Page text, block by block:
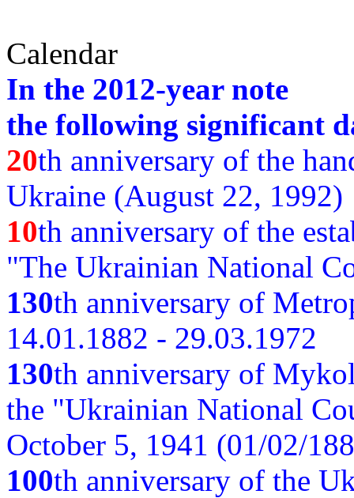
Calendar
In the 2012-year note
the following significant
20th anniversary of the
Ukraine (August 22, 1992)
10th anniversary of the
"The Ukrainian National
130th anniversary of
14.01.1882 - 29.03.1972
130th anniversary of
the "Ukrainian National
October 5, 1941 (01/02/
100th anniversary of the